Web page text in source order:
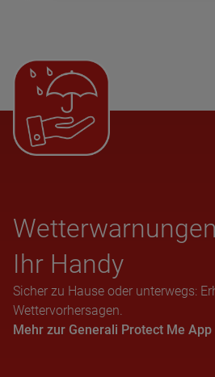
Ihr Handy
Sicher zu Hause oder unterwegs:
Wettervorhersagen.
Mehr zur Generali Protect Me App